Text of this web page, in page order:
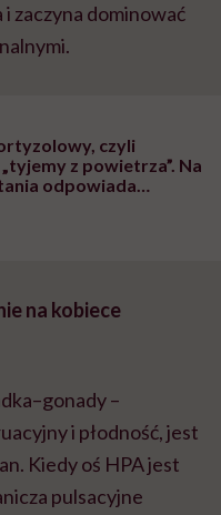
zaczyna dominować
czyli
z powietrza”. Na
odpowiada
na kobiece
–
i płodność, jest
Kiedy oś HPA jest
pulsacyjne